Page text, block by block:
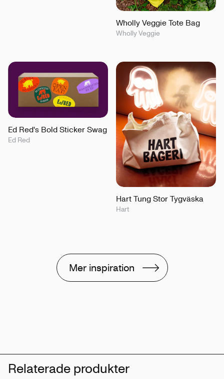
Wholly Veggie Tote Bag
Wholly Veggie
Ed Red's Bold Sticker Swag
Ed Red
Hart Tung Stor Tygväska
Hart
Mer inspiration
Relaterade produkter